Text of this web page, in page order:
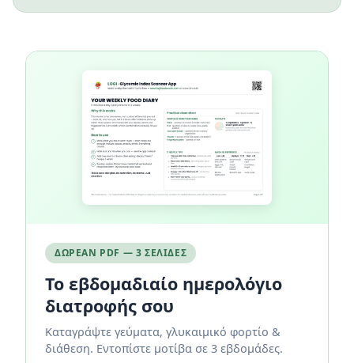
ΔΩΡΕΆΝ PDF — 3 ΣΕΛΊΔΕΣ
Το εβδομαδιαίο ημερολόγιο
διατροφής σου
Καταγράψτε γεύματα, γλυκαιμικό φορτίο &
διάθεση. Εντοπίστε μοτίβα σε 3 εβδομάδες.